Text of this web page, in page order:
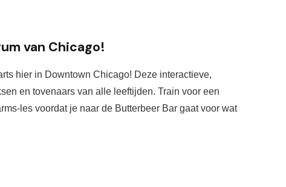
van Chicago!
hier in Downtown Chicago! Deze interactieve,
en tovenaars van alle leeftijden. Train voor een
les voordat je naar de Butterbeer Bar gaat voor wat